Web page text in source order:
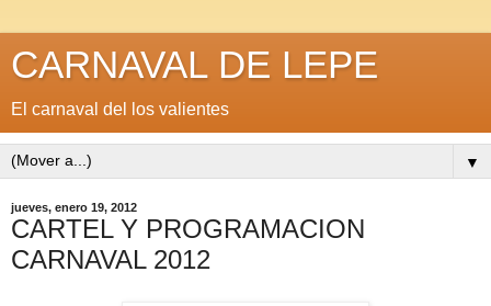
CARNAVAL DE LEPE
El carnaval del los valientes
▼
jueves, enero 19, 2012
CARTEL Y PROGRAMACION
CARNAVAL 2012